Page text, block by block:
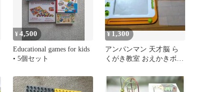
¥4,500
Educational games for kids
• 5個セット
¥ 1,300
アンパンマン 天才脳 ら
くがき教室 おえかきボー